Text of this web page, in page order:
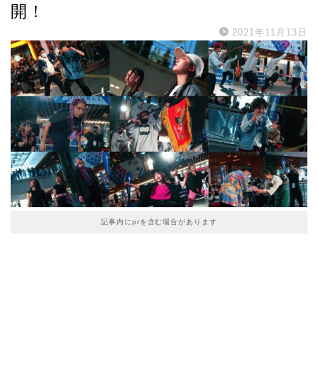
開！
2021年11月13日
記事内にprを含む場合があります